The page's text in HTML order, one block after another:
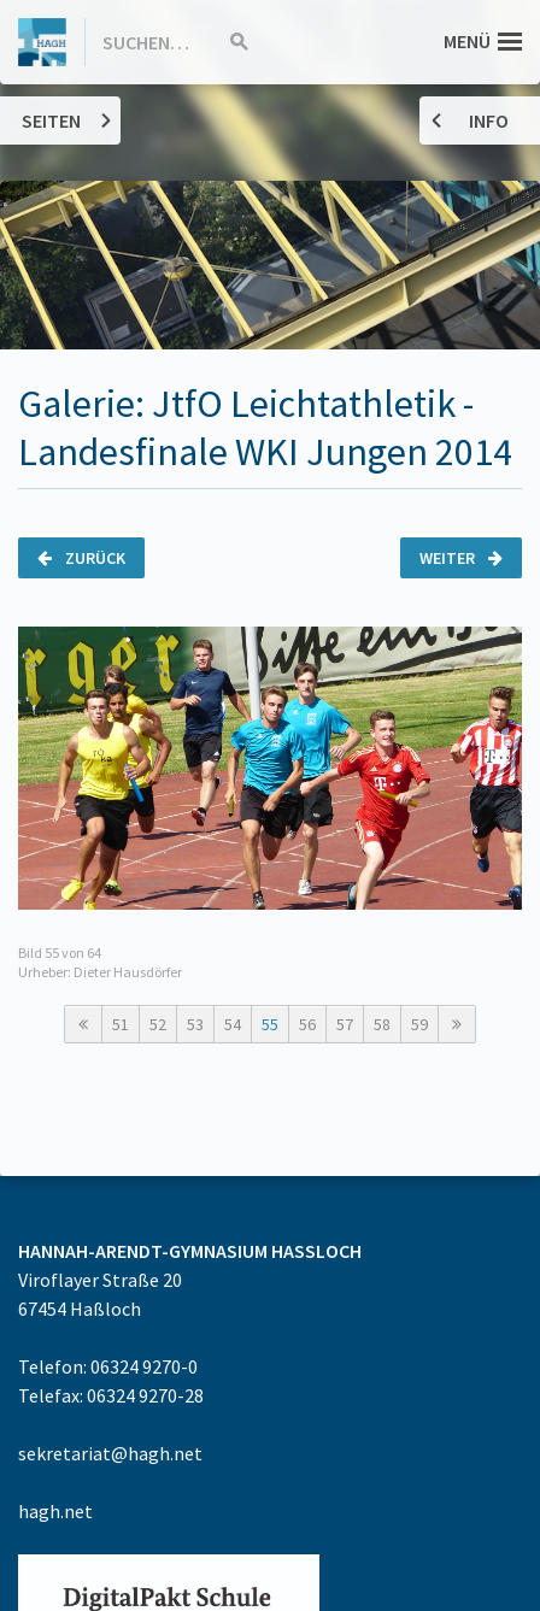
INHALT
Hannah-
Arendt-
Gymnasium
Haßloch
SUCHEN…
Suche
MENÜ
SEITEN
Galerie: JtfO Leichtathletik -
Landesfinale WKI Jungen 2014
WEITER
ZURÜCK
Bild 55von 64
Urheber: Dieter Hausdörfer
51 52 53 54 55 56 57 58 59
INFO
HANNAH-ARENDT-GYMNASIUM HASSLOCH
Viroflayer Straße 20
67454 Haßloch
Telefon: 06324 9270-0
Telefax: 06324 9270-28
sekretariat@hagh.net
hagh.net